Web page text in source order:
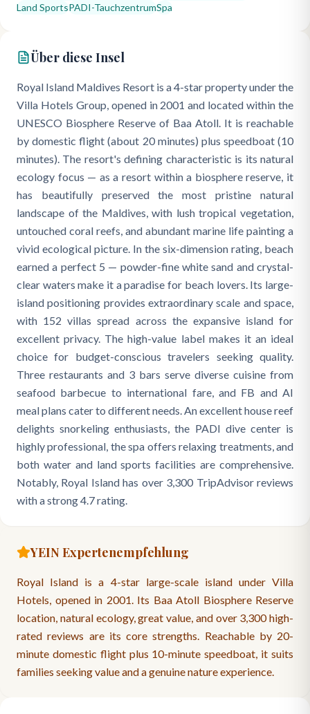
Land SportsPADI-TauchzentrumSpa
Über diese Insel
Royal Island Maldives Resort is a 4-star property under the
Villa Hotels Group, opened in 2001 and located within the
UNESCO Biosphere Reserve of Baa Atoll. It is reachable
by domestic flight (about 20 minutes) plus speedboat (10
minutes). The resort's defining characteristic is its natural
ecology focus — as a resort within a biosphere reserve, it
has beautifully preserved the most pristine natural
landscape of the Maldives, with lush tropical vegetation,
untouched coral reefs, and abundant marine life painting a
vivid ecological picture. In the six-dimension rating, beach
earned a perfect 5 — powder-fine white sand and crystal-
clear waters make it a paradise for beach lovers. Its large-
island positioning provides extraordinary scale and space,
with 152 villas spread across the expansive island for
excellent privacy. The high-value label makes it an ideal
choice for budget-conscious travelers seeking quality.
Three restaurants and 3 bars serve diverse cuisine from
seafood barbecue to international fare, and FB and AI
meal plans cater to different needs. An excellent house reef
delights snorkeling enthusiasts, the PADI dive center is
highly professional, the spa offers relaxing treatments, and
both water and land sports facilities are comprehensive.
Notably, Royal Island has over 3,300 TripAdvisor reviews
with a strong 4.7 rating.
YEIN Expertenempfehlung
Royal Island is a 4-star large-scale island under Villa
Hotels, opened in 2001. Its Baa Atoll Biosphere Reserve
location, natural ecology, great value, and over 3,300 high-
rated reviews are its core strengths. Reachable by 20-
minute domestic flight plus 10-minute speedboat, it suits
families seeking value and a genuine nature experience.